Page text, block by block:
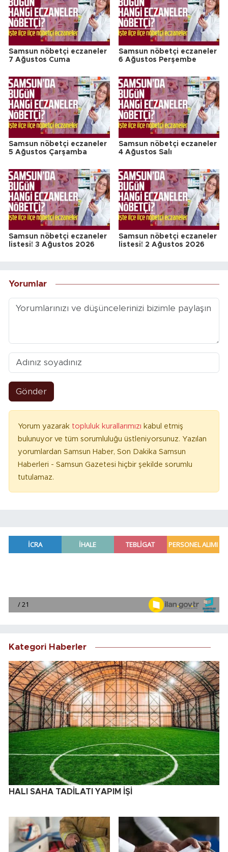
Samsun nöbetçi eczaneler
7 Ağustos Cuma
Samsun nöbetçi eczaneler
6 Ağustos Perşembe
Samsun nöbetçi eczaneler
5 Ağustos Çarşamba
Samsun nöbetçi eczaneler
4 Ağustos Salı
Samsun nöbetçi eczaneler
listesi! 3 Ağustos 2026
Samsun nöbetçi eczaneler
listesi! 2 Ağustos 2026
Yorumlar
Gönder
Yorum yazarak topluluk kurallarımızı kabul etmiş
bulunuyor ve tüm sorumluluğu üstleniyorsunuz. Yazılan
yorumlardan Samsun Haber, Son Dakika Samsun
Haberleri - Samsun Gazetesi hiçbir şekilde sorumlu
tutulamaz.
Kategori Haberler
HALI SAHA TADİLATI YAPIM İŞİ